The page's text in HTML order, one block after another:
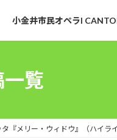
小金井市民オペラI
覧
メリー・ウィドウ』（ハイライ